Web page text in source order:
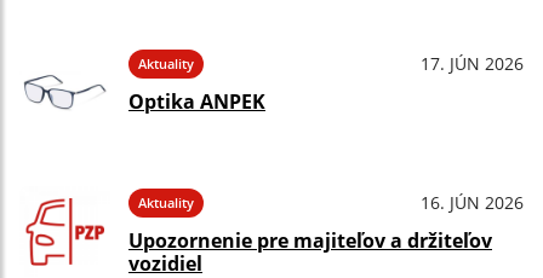
Aktuality 17. JÚN 2026
Optika ANPEK
Aktuality 16. JÚN 2026
Upozornenie pre majiteľov a držiteľov
vozidiel